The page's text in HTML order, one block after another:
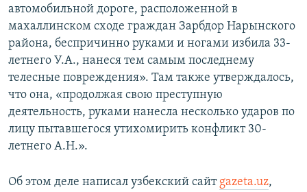
автомобильной дороге, расположенной в
махаллинском сходе граждан Зарбдор Нарынского
района, беспричинно руками и ногами избила 33-
летнего У.А., нанеся тем самым последнему
телесные повреждения». Там также утверждалось,
что она, «продолжая свою преступную
деятельность, руками нанесла несколько ударов по
лицу пытавшегося утихомирить конфликт 30-
летнего А.Н.».
Об этом деле написал узбекский сайт gazeta.uz,